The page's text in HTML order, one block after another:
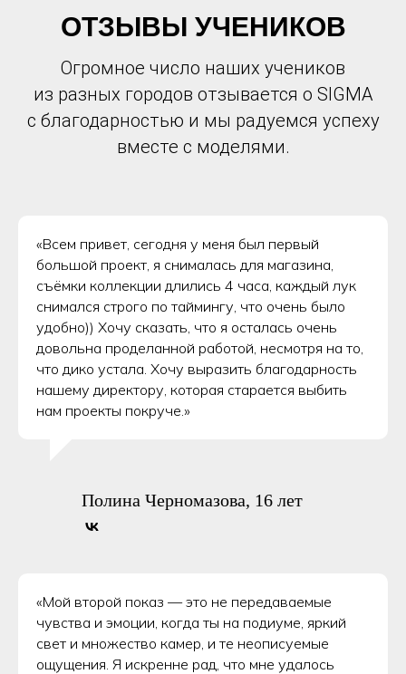
ОТЗЫВЫ УЧЕНИКОВ
Огромное число наших учеников
из разных городов отзывается о SIGMA
с благодарностью и мы радуемся успеху
вместе с моделями.
«Всем привет, сегодня у меня был первый
большой проект, я снималась для магазина,
съёмки коллекции длились 4 часа, каждый лук
снимался строго по таймингу, что очень было
удобно)) Хочу сказать, что я осталась очень
довольна проделанной работой, несмотря на то,
что дико устала. Хочу выразить благодарность
нашему директору, которая старается выбить
нам проекты покруче.»
Полина Черномазова, 16 лет
«Мой второй показ — это не передаваемые
чувства и эмоции, когда ты на подиуме, яркий
свет и множество камер, и те неописуемые
ощущения. Я искренне рад, что мне удалось